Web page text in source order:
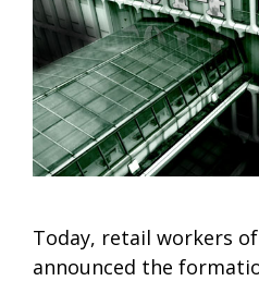
Today, retail workers
announced the